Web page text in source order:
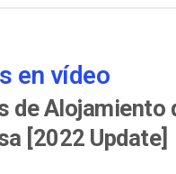
en vídeo
de Alojamiento
[2022 Update]